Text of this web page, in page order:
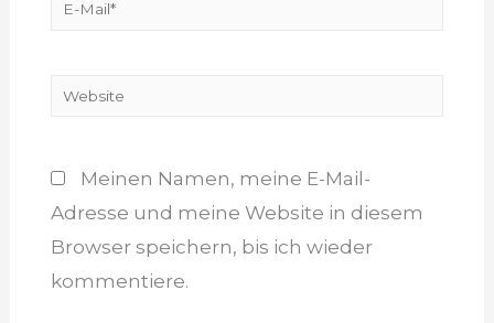
Website
Meinen Namen, meine E-Mail-
Adresse und meine Website in diesem
Browser speichern, bis ich wieder
kommentiere.